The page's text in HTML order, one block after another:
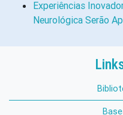
Experiências
Neurológica Serão